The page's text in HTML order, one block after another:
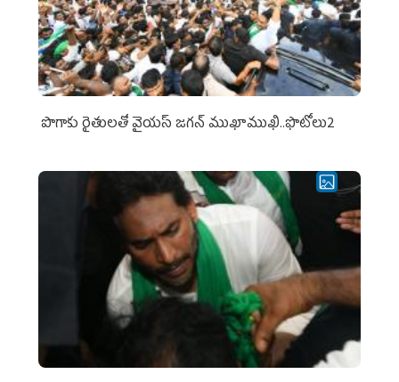
పొగాకు రైతుల‌తో వైయ‌స్ జ‌గ‌న్ ముఖాముఖి..ఫొటోలు2